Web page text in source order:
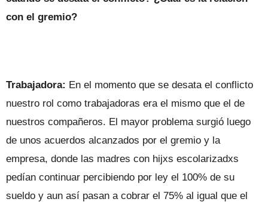
con el gremio?
Trabajadora: En el momento que se desata el conflicto
nuestro rol como trabajadoras era el mismo que el de
nuestros compañeros. El mayor problema surgió luego
de unos acuerdos alcanzados por el gremio y la
empresa, donde las madres con hijxs escolarizadxs
pedían continuar percibiendo por ley el 100% de su
sueldo y aun así pasan a cobrar el 75% al igual que el